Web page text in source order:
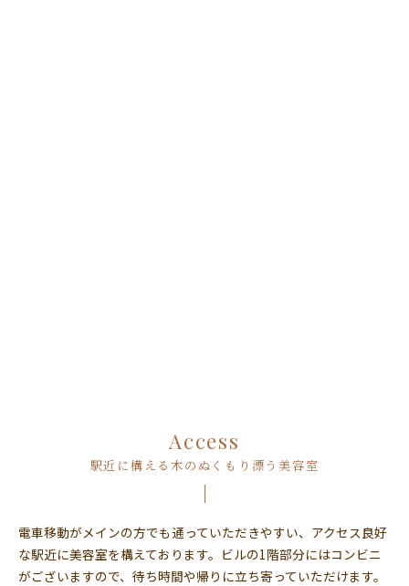
駅近に構える木のぬくもり漂う美容室
Access
電車移動がメインの方でも通っていただきやすい、アクセス良好
な駅近に美容室を構えております。ビルの1階部分にはコンビニ
がございますので、待ち時間や帰りに立ち寄っていただけます。